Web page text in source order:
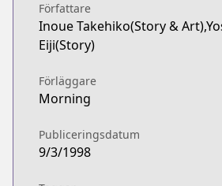
Författare
Inoue Takehiko(Story &
Eiji(Story)
Förläggare
Morning
Publiceringsdatum
9/3/1998